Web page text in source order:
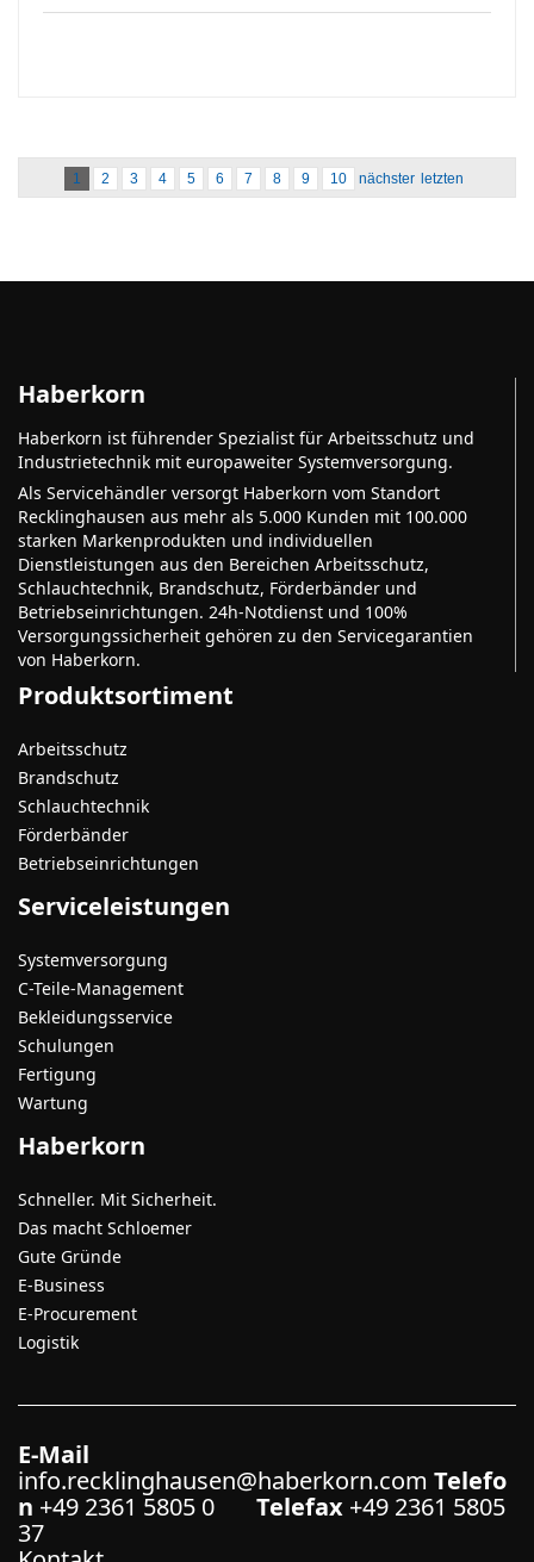
1 2 3 4 5 6 7 8 9 10 nächster letzten
Haberkorn
Haberkorn ist führender Spezialist für Arbeitsschutz und
Industrietechnik mit europaweiter Systemversorgung.
Als Servicehändler versorgt Haberkorn vom Standort
Recklinghausen aus mehr als 5.000 Kunden mit 100.000
starken Markenprodukten und individuellen
Dienstleistungen aus den Bereichen Arbeitsschutz,
Schlauchtechnik, Brandschutz, Förderbänder und
Betriebseinrichtungen. 24h-Notdienst und 100%
Versorgungssicherheit gehören zu den Servicegarantien
von Haberkorn.
Produktsortiment
Arbeitsschutz
Brandschutz
Schlauchtechnik
Förderbänder
Betriebseinrichtungen
Serviceleistungen
Systemversorgung
C-Teile-Management
Bekleidungsservice
Schulungen
Fertigung
Wartung
Haberkorn
Schneller. Mit Sicherheit.
Das macht Schloemer
Gute Gründe
E-Business
E-Procurement
Logistik
E-Mail
info.recklinghausen@haberkorn.com Telefo
n +49 2361 5805 0 Telefax +49 2361 5805
37